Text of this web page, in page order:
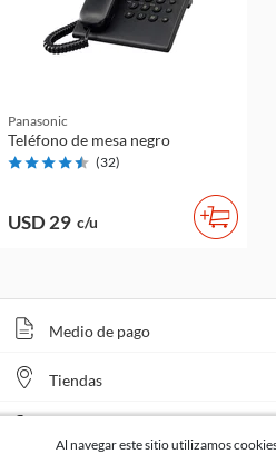
Panasonic
Teléfono de mesa negro
(32)
USD 29 c/u
Medio de pago
Tiendas
Al navegar este sitio utilizamos